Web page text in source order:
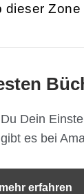
dieser
Dein
es bei
erfahren